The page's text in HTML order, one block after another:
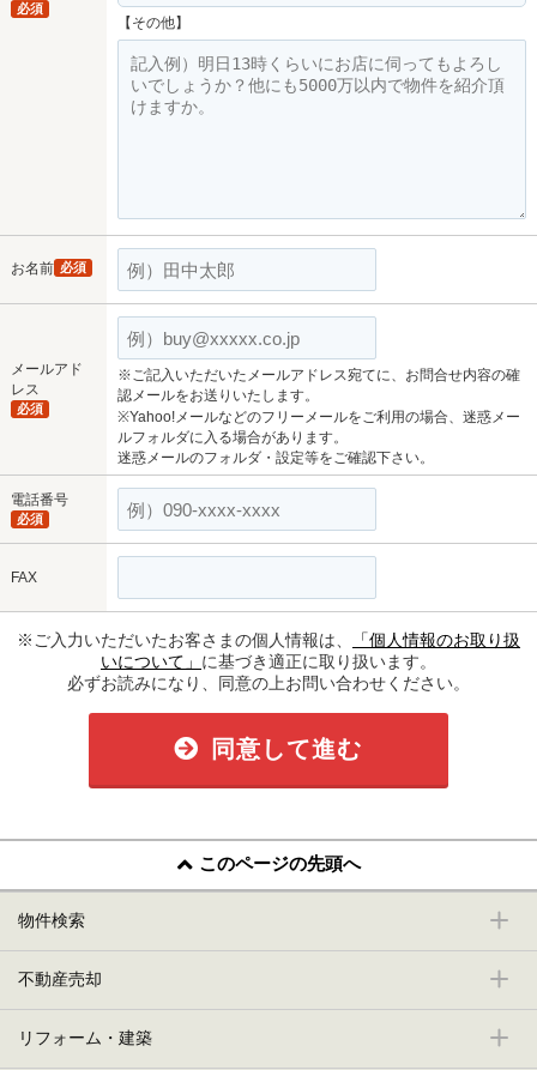
必須
【その他】
お名前 必須
メールアド
レス
必須
※ご記入いただいたメールアドレス宛てに、お問合せ内容の確
認メールをお送りいたします。
※Yahoo!メールなどのフリーメールをご利用の場合、迷惑メー
ルフォルダに入る場合があります。
迷惑メールのフォルダ・設定等をご確認下さい。
電話番号
必須
FAX
※ご入力いただいたお客さまの個人情報は、
「個人情報のお取り扱
いについて」 に基づき適正に取り扱います。
必ずお読みになり、同意の上お問い合わせください。
同意して進む
このページの先頭へ
物件検索
不動産売却
リフォーム・建築